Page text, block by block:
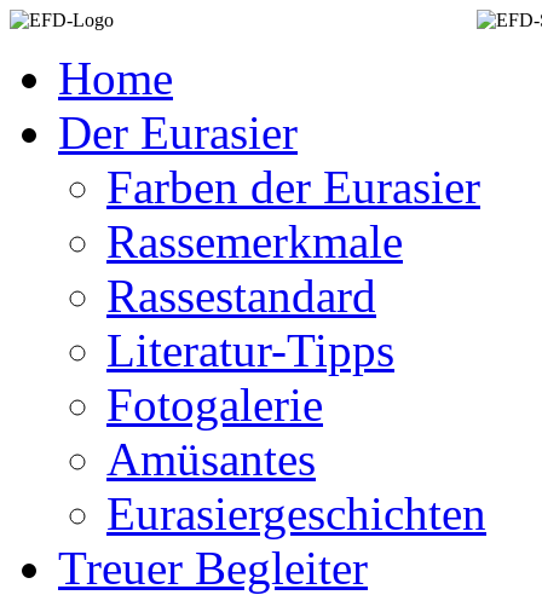
Home
Der Eurasier
Farben der Eurasier
Rassemerkmale
Rassestandard
Literatur-Tipps
Fotogalerie
Amüsantes
Eurasiergeschichten
Treuer Begleiter